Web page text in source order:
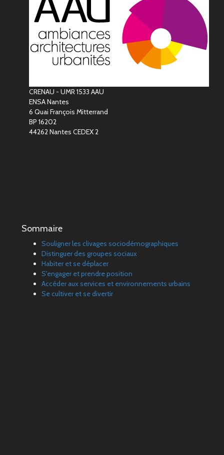
CRENAU - UMR 1533 AAU
ENSA Nantes
6 Quai François Mitterrand
BP 16202
44262 Nantes CEDEX 2
Sommaire
Souligner les clivages sociodémographiques
Distinguer des groupes sociaux
Habiter et se déplacer
S'engager et prendre position
Accéder aux services et environnements urbains
Se cultiver et se divertir